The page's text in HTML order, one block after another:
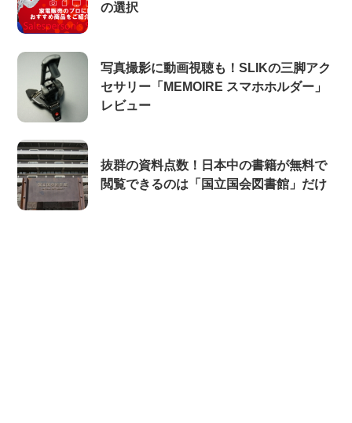
の選択
写真撮影に動画視聴も！SLIKの三脚アク
セサリー「MEMOIRE スマホホルダー」
レビュー
抜群の資料点数！日本中の書籍が無料で
閲覧できるのは「国立国会図書館」だけ